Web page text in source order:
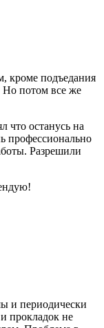
кроме подъедания
Но потом все же
что останусь на
профессионально
Разрешили
и периодически
прокладок не